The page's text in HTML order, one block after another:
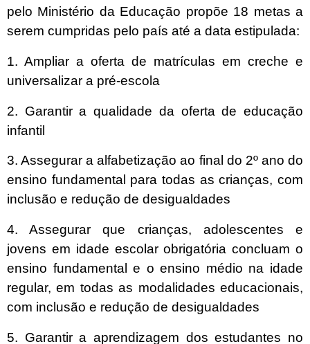
pelo Ministério da Educação propõe 18 metas a
serem cumpridas pelo país até a data estipulada:
1. Ampliar a oferta de matrículas em creche e
universalizar a pré-escola
2. Garantir a qualidade da oferta de educação
infantil
3. Assegurar a alfabetização ao final do 2º ano do
ensino fundamental para todas as crianças, com
inclusão e redução de desigualdades
4. Assegurar que crianças, adolescentes e
jovens em idade escolar obrigatória concluam o
ensino fundamental e o ensino médio na idade
regular, em todas as modalidades educacionais,
com inclusão e redução de desigualdades
5. Garantir a aprendizagem dos estudantes no